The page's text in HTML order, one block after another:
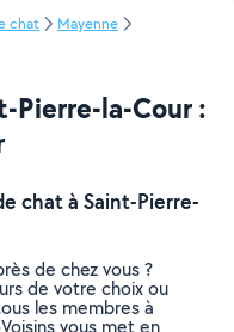
chat
Mayenne
Pierre-la-Cour :
chat à Saint-Pierre-
de chez vous ?
de votre choix ou
les membres à
vous met en